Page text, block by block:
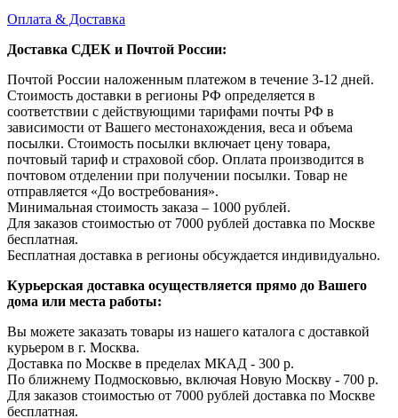
Оплата & Доставка
Доставка СДЕК и Почтой России:
Почтой России наложенным платежом в течение 3-12 дней.
Стоимость доставки в регионы РФ определяется в
соответствии с действующими тарифами почты РФ в
зависимости от Вашего местонахождения, веса и объема
посылки. Стоимость посылки включает цену товара,
почтовый тариф и страховой сбор. Оплата производится в
почтовом отделении при получении посылки. Товар не
отправляется «До востребования».
Минимальная стоимость заказа – 1000 рублей.
Для заказов стоимостью от 7000 рублей доставка по Москве
бесплатная.
Бесплатная доставка в регионы обсуждается индивидуально.
Курьерская доставка осуществляется прямо до Вашего
дома или места работы:
Вы можете заказать товары из нашего каталога с доставкой
курьером в г. Москва.
Доставка по Москве в пределах МКАД - 300 р.
По ближнему Подмосковью, включая Новую Москву - 700 р.
Для заказов стоимостью от 7000 рублей доставка по Москве
бесплатная.